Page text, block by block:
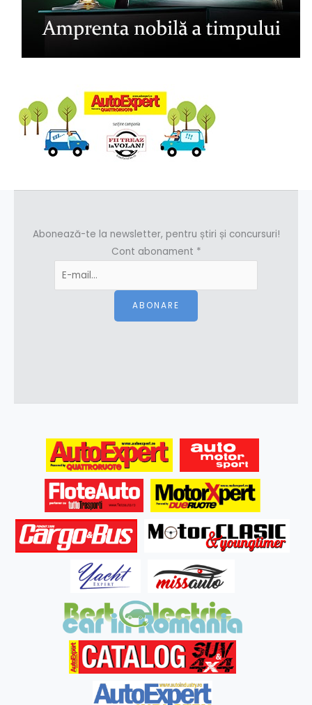
Abonează-te la newsletter, pentru știri și concursuri!
Cont abonament *
ABONARE